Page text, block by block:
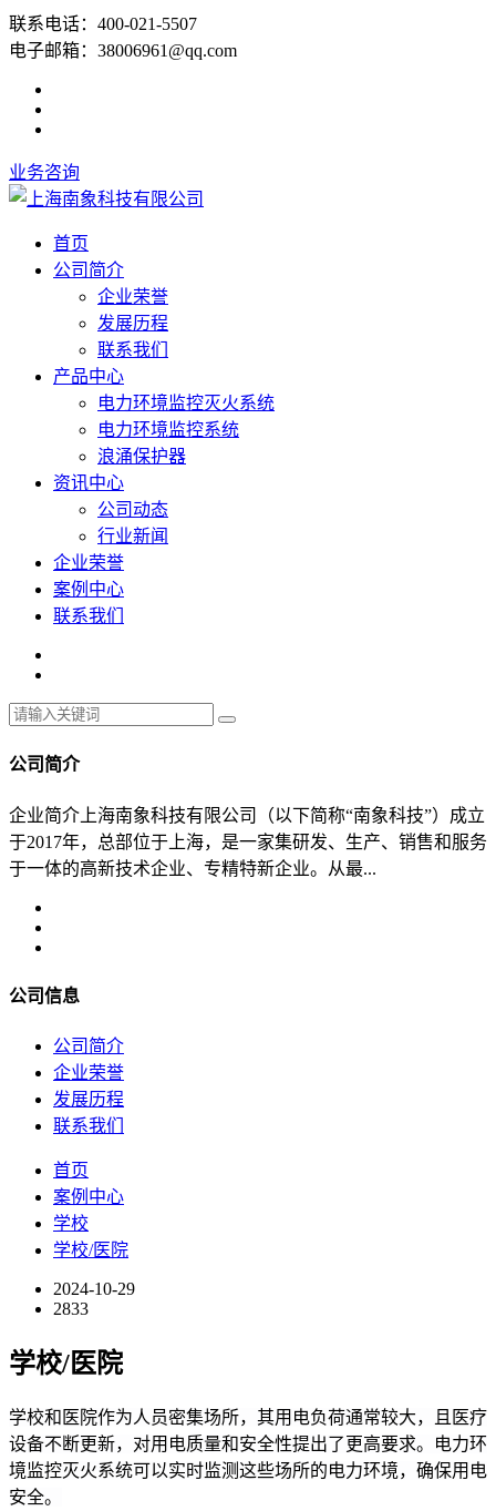
联系电话：400-021-5507
电子邮箱：38006961@qq.com
业务咨询
首页
公司简介
企业荣誉
发展历程
联系我们
产品中心
电力环境监控灭火系统
电力环境监控系统
浪涌保护器
资讯中心
公司动态
行业新闻
企业荣誉
案例中心
联系我们
公司简介
企业简介上海南象科技有限公司（以下简称“南象科技”）成立
于2017年，总部位于上海，是一家集研发、生产、销售和服务
于一体的高新技术企业、专精特新企业。从最...
公司信息
公司简介
企业荣誉
发展历程
联系我们
首页
案例中心
学校
学校/医院
2024-10-29
2833
学校/医院
学校和医院作为人员密集场所，其用电负荷通常较大，且医疗
设备不断更新，对用电质量和安全性提出了更高要求。
电力环
境监控灭火系统可以实时监测这些场所的电力环境，确保用电
安全。